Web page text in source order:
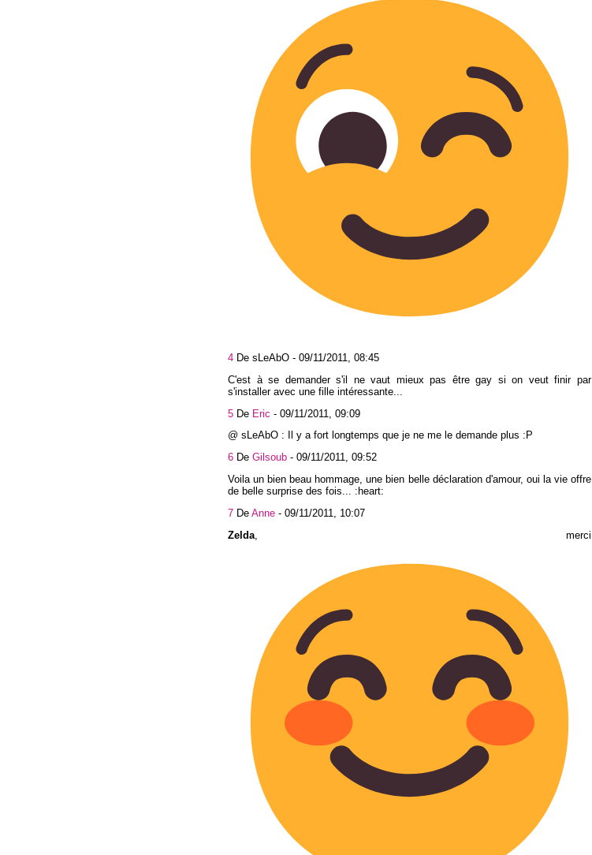
4 De sLeAbO - 09/11/2011, 08:45
C'est à se demander s'il ne vaut mieux pas être gay si on veut finir par
s'installer avec une fille intéressante...
5 De Eric - 09/11/2011, 09:09
@ sLeAbO : Il y a fort longtemps que je ne me le demande plus :P
6 De Gilsoub - 09/11/2011, 09:52
Voila un bien beau hommage, une bien belle déclaration d'amour, oui la vie offre
de belle surprise des fois... :heart:
7 De Anne - 09/11/2011, 10:07
Zelda , merci